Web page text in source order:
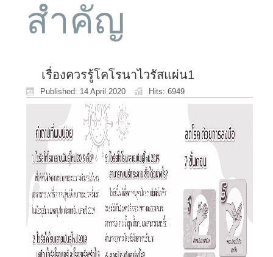
สำคัญ
เรื่องควรรู้โคโรนาไวรัสแผ่น1
Published: 14 April 2020 Hits: 6949